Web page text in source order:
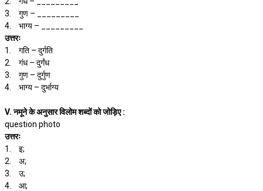
3.
गुण – _________
4.
भाग्य – _________
उत्तरः
1.
गति – दुर्गति
2.
गंध – दुर्गंध
3.
गुण – दुर्गुण
4.
भाग्य – दुर्भाग्य
V. नमूने के अनुसार विलोम शब्दों को जोड़िए :
question photo
उत्तरः
1.
इ;
2.
अ;
3.
उ;
4.
आ;